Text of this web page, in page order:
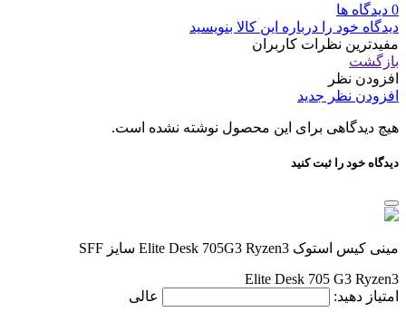
0 دیدگاه ها
دیدگاه خود را درباره این کالا بنویسید
مفیدترین نظرات کاربران
بازگشت
افزودن نظر
افزودن نظر جدید
هیچ دیدگاهی برای این محصول نوشته نشده است.
دیدگاه خود را ثبت کنید
مینی کیس استوک Elite Desk 705G3 Ryzen3 سایز SFF
Elite Desk 705 G3 Ryzen3
امتیاز دهید:
عالی